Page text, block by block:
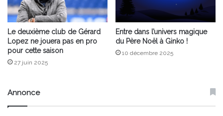
Le deuxième club de Gérard
Lopez ne jouera pas en pro
pour cette saison
27 juin 2025
Entre dans l’univers magique
du Père Noël à Ginko !
10 décembre 2025
Annonce